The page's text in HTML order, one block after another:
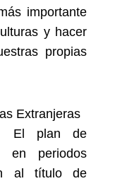
importante
y hacer
propias
Extranjeras
El plan de
en periodos
al título de